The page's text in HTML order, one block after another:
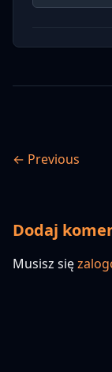
← Previous
Dodaj
Musisz się